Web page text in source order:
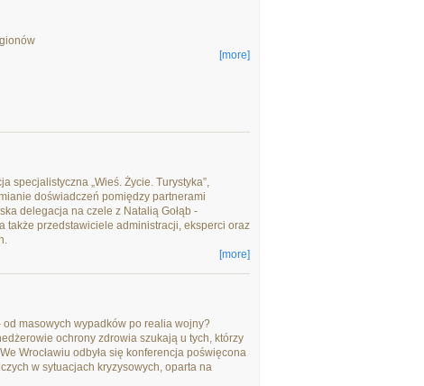
[more]
specjalistyczna „Wieś. Życie. Turystyka”,
doświadczeń pomiędzy partnerami
delegacja na czele z Natalią Gołąb -
także przedstawiciele administracji, eksperci oraz
[more]
masowych wypadków po realia wojny?
ochrony zdrowia szukają u tych, którzy
Wrocławiu odbyła się konferencja poświęcona
w sytuacjach kryzysowych, oparta na